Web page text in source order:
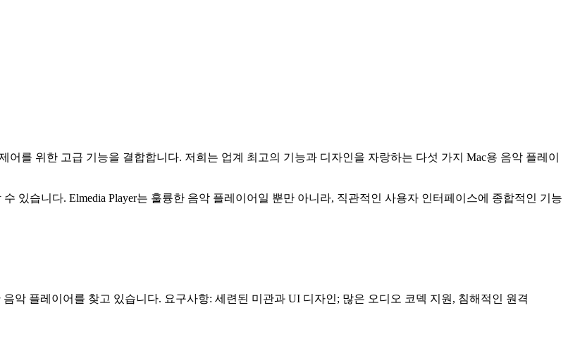
를 위한 고급 기능을 결합합니다. 저희는 업계 최고의 기능과 디자인을 자랑하는 다섯 가지 Mac용 음악 플레이
있습니다. Elmedia Player는 훌륭한 음악 플레이어일 뿐만 아니라, 직관적인 사용자 인터페이스에 종합적인 기능
악 플레이어를 찾고 있습니다. 요구사항: 세련된 미관과 UI 디자인; 많은 오디오 코덱 지원, 침해적인 원격